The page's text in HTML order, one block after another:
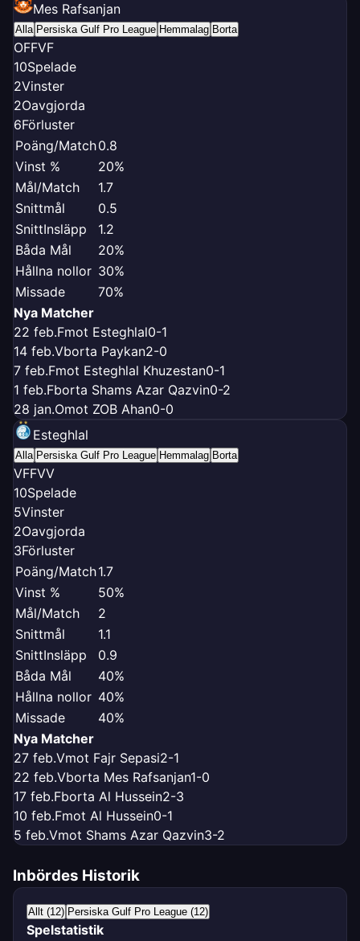
Mes Rafsanjan
Alla Persiska Gulf Pro League Hemmalag Borta
OFFVF
10Spelade
2Vinster
2Oavgjorda
6Förluster
Poäng/Match0.8
Vinst %
20%
Mål/Match
1.7
Snittmål
0.5
SnittInsläpp
1.2
Båda Mål
20%
Hållna nollor 30%
Missade
70%
Nya Matcher
22 feb.Fmot Esteghlal0-1
14 feb.Vborta Paykan2-0
7 feb.Fmot Esteghlal Khuzestan0-1
1 feb.Fborta Shams Azar Qazvin0-2
28 jan.Omot ZOB Ahan0-0
Esteghlal
Alla Persiska Gulf Pro League Hemmalag Borta
VFFVV
10Spelade
5Vinster
2Oavgjorda
3Förluster
Poäng/Match1.7
Vinst %
50%
Mål/Match
2
Snittmål
1.1
SnittInsläpp
0.9
Båda Mål
40%
Hållna nollor 40%
Missade
40%
Nya Matcher
27 feb.Vmot Fajr Sepasi2-1
22 feb.Vborta Mes Rafsanjan1-0
17 feb.Fborta Al Hussein2-3
10 feb.Fmot Al Hussein0-1
5 feb.Vmot Shams Azar Qazvin3-2
Inbördes Historik
Allt (12) Persiska Gulf Pro League (12)
Spelstatistik